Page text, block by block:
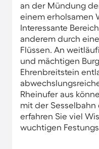
an der Mündung
einem erholsamen
Interessante
anderem durch
Flüssen. An
und mächtigen
Ehrenbreitstein
Rheinufer aus
mit der Sesselbahn
erfahren Sie viel
wuchtigen